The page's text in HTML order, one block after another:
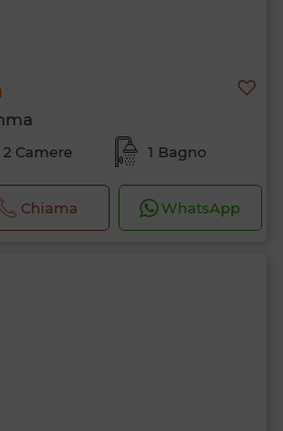
2 Camere 1 Bagno
Chiama WhatsApp